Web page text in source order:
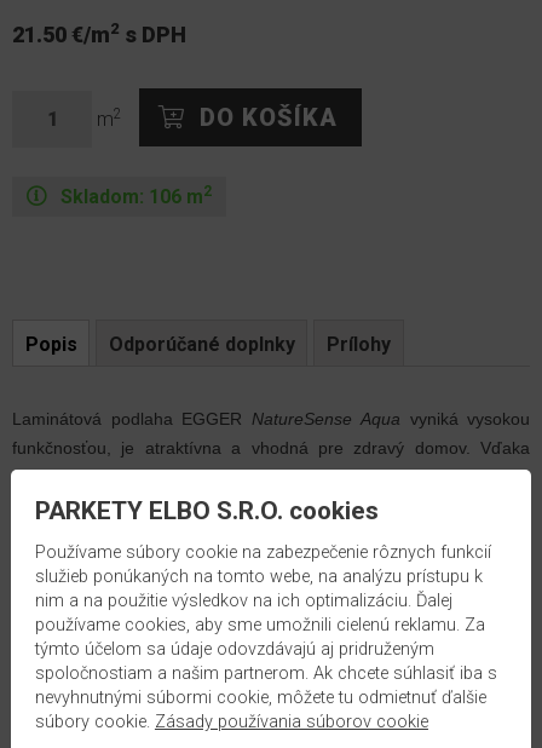
21.50 €/m2 s DPH
m2
Skladom: 106 m2
Popis Odporúčané doplnky Prílohy
Laminátová podlaha EGGER NatureSense Aqua vyniká vysokou
funkčnosťou, je atraktívna a vhodná pre zdravý domov. Vďaka
ochrane hrán proti prenikaniu vody v kombinácii s vodeodolným
povrchom, inštalačným systémom
Aqua Clic it!
prenikaniu vody po dobu 24 hodín. PodlahaNatureSense Aqua
skutočne všestranná a je možné ju použiť aj v kuchyniach a v
súkromných kúpeľniach.
Dub Newport krémový je klasický dekor, ktorý zaujme svojim
elegantným vzhľadom s krásnou a jemnou kresbou. Tento dekor je
PARKETY ELBO S.R.O. cookies
Používame súbory cookie na zabezpečenie rôznych funkcií
služieb ponúkaných na tomto webe, na analýzu prístupu k
nim a na použitie výsledkov na ich optimalizáciu. Ďalej
používame cookies, aby sme umožnili cielenú reklamu. Za
týmto účelom sa údaje odovzdávajú aj pridruženým
spoločnostiam a našim partnerom. Ak chcete súhlasiť iba s
nevyhnutnými súbormi cookie, môžete tu odmietnuť ďalšie
súbory cookie. Zásady používania súborov cookie